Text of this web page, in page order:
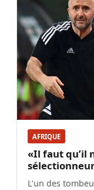
AFRIQUE
«Il faut qu’il
L’un des